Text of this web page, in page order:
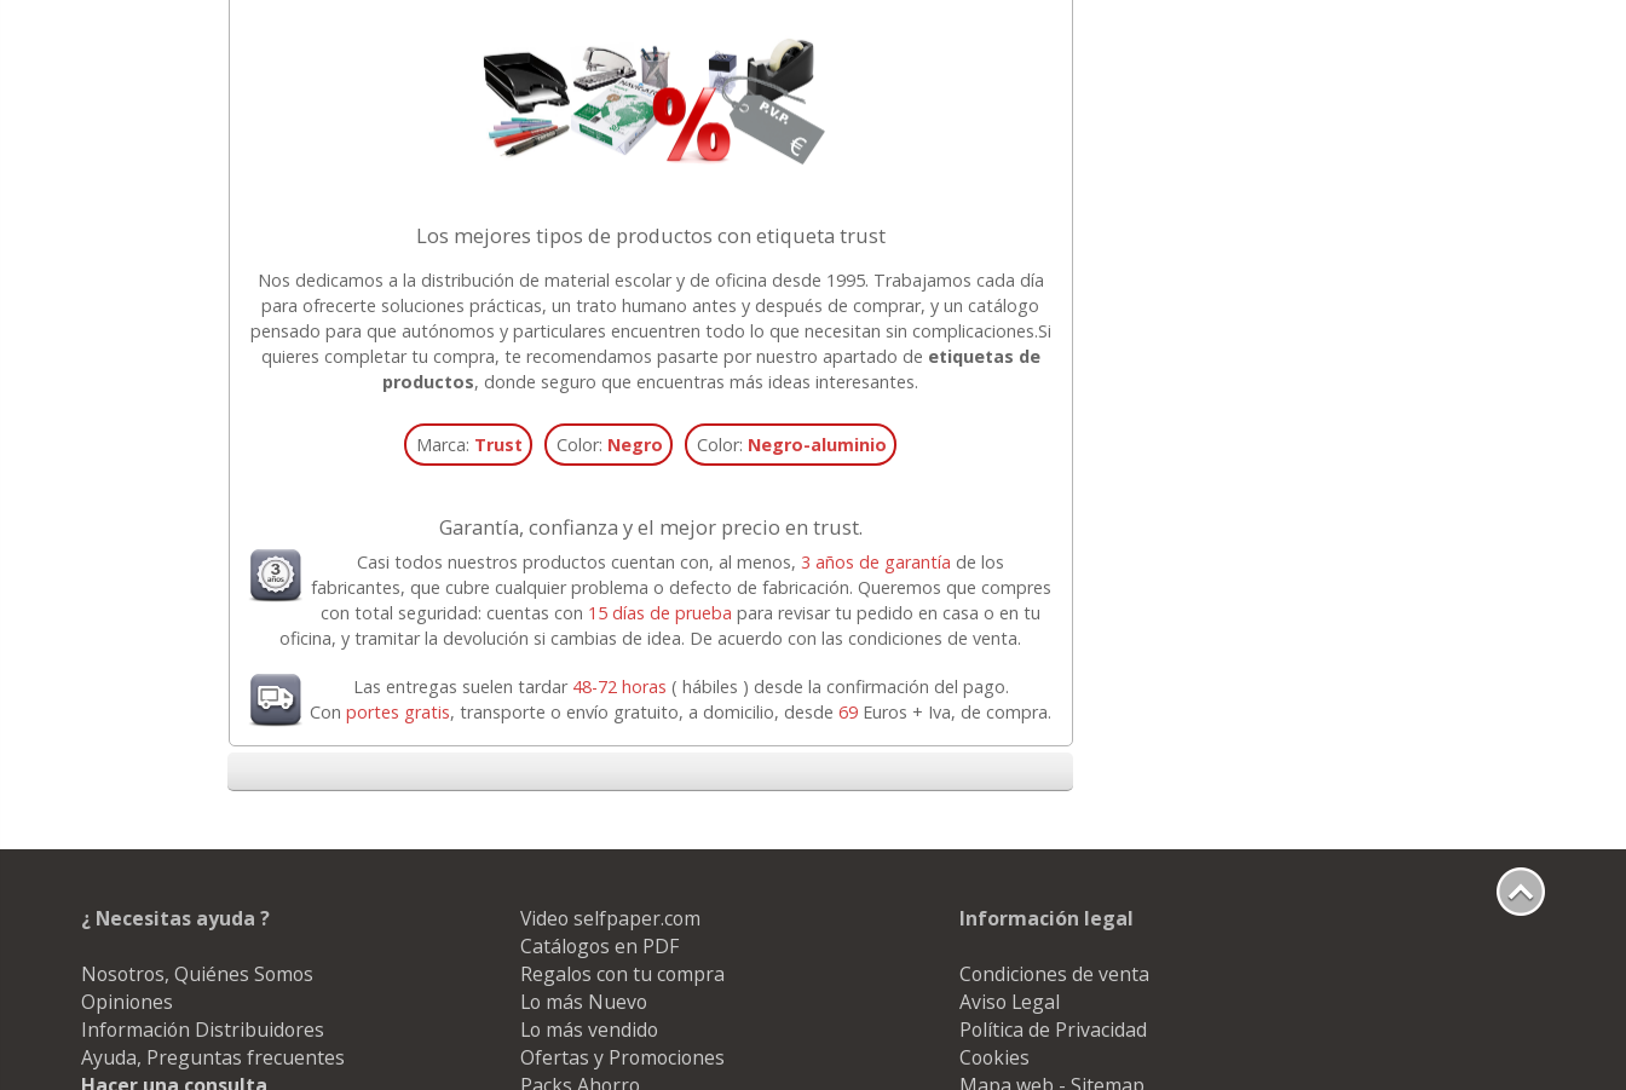
Los mejores tipos de productos con etiqueta trust
Nos dedicamos a la distribución de material escolar y de oficina desde 1995. Trabajamos cada día
para ofrecerte soluciones prácticas, un trato humano antes y después de comprar, y un catálogo
pensado para que autónomos y particulares encuentren todo lo que necesitan sin complicaciones.Si
quieres completar tu compra, te recomendamos pasarte por nuestro apartado de etiquetas de
productos, donde seguro que encuentras más ideas interesantes.
Marca: Trust Color: Negro Color: Negro-aluminio
Garantía, confianza y el mejor precio en trust.
Casi todos nuestros productos cuentan con, al menos,3 años de garantía de los
fabricantes, que cubre cualquier problema o defecto de fabricación. Queremos que compres
con total seguridad: cuentas con 15 días de prueba para revisar tu pedido en casa o en tu
oficina, y tramitar la devolución si cambias de idea. De acuerdo con las condiciones de venta.
Las entregas suelen tardar 48-72 horas ( hábiles ) desde la confirmación del pago.
Conportes gratis, transporte o envío gratuito, a domicilio, desde69 Euros + Iva, de compra.
¿ Necesitas ayuda ?
Nosotros, Quiénes Somos
Opiniones
Información Distribuidores
Ayuda, Preguntas frecuentes
Video selfpaper.com
Catálogos en PDF
Regalos con tu compra
Lo más Nuevo
Lo más vendido
Ofertas y Promociones
Información legal
Condiciones de venta
Aviso Legal
Política de Privacidad
Cookies